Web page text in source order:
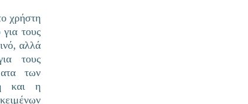
χρήστη
τους
αλλά
τους
των
και η